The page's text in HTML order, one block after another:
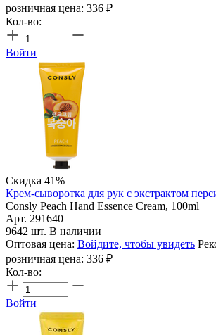
розничная цена: 336 ₽
Кол-во:
Войти
Скидка 41%
Крем-сыворотка для рук с экстрактом
Consly Peach Hand Essence Cream, 100ml
Арт. 291640
9642 шт. В наличии
Оптовая цена: Войдите, чтобы увидеть
розничная цена: 336 ₽
Кол-во:
Войти